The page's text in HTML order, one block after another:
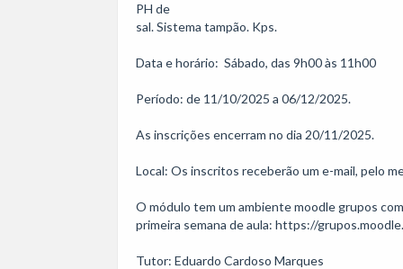
PH de
sal. Sistema tampão. Kps.
Data e horário:  Sábado, das 9h00 às 11h00
Período: de 11/10/2025 a 06/12/2025.
As inscrições encerram no dia 20/11/2025.
Local: Os inscritos receberão um e-mail, pelo
O módulo tem um ambiente moodle grupos
primeira semana de aula: https://
Tutor: Eduardo Cardoso Marques